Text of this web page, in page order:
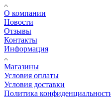
О компании
Новости
Отзывы
Контакты
Информация
Магазины
Условия оплаты
Условия доставки
Политика